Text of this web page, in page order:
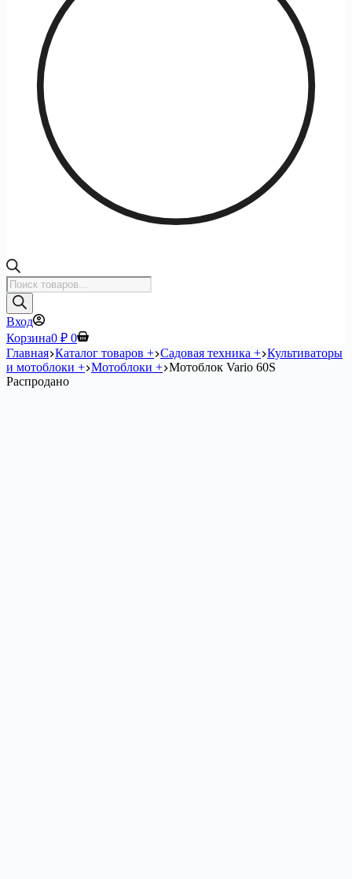
Поиск
товаров
Вход
Корзина0 ₽ 0
Главная Каталог товаров + Садовая техника + Культиваторы
и мотоблоки + Мотоблоки + Мотоблок Vario 60S
Распродано